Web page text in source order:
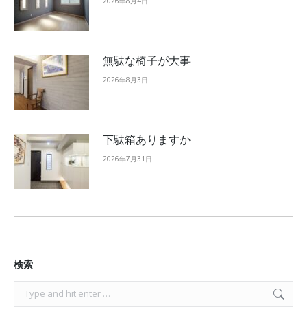
無駄な椅子が大事
2026年8月3日
下駄箱ありますか
2026年7月31日
検索
Search: